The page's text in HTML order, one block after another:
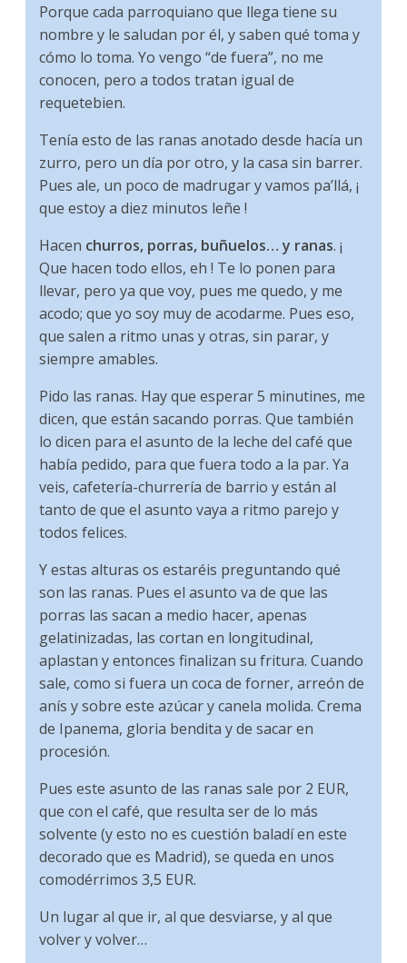
Porque cada parroquiano que llega tiene su
nombre y le saludan por él, y saben qué toma y
cómo lo toma. Yo vengo “de fuera”, no me
conocen, pero a todos tratan igual de
requetebien.
Tenía esto de las ranas anotado desde hacía un
zurro, pero un día por otro, y la casa sin barrer.
Pues ale, un poco de madrugar y vamos pa’llá, ¡
que estoy a diez minutos leñe !
Hacen churros, porras, buñuelos… y ranas. ¡
Que hacen todo ellos, eh ! Te lo ponen para
llevar, pero ya que voy, pues me quedo, y me
acodo; que yo soy muy de acodarme. Pues eso,
que salen a ritmo unas y otras, sin parar, y
siempre amables.
Pido las ranas. Hay que esperar 5 minutines, me
dicen, que están sacando porras. Que también
lo dicen para el asunto de la leche del café que
había pedido, para que fuera todo a la par. Ya
veis, cafetería-churrería de barrio y están al
tanto de que el asunto vaya a ritmo parejo y
todos felices.
Y estas alturas os estaréis preguntando qué
son las ranas. Pues el asunto va de que las
porras las sacan a medio hacer, apenas
gelatinizadas, las cortan en longitudinal,
aplastan y entonces finalizan su fritura. Cuando
sale, como si fuera un coca de forner, arreón de
anís y sobre este azúcar y canela molida. Crema
de Ipanema, gloria bendita y de sacar en
procesión.
Pues este asunto de las ranas sale por 2 EUR,
que con el café, que resulta ser de lo más
solvente (y esto no es cuestión baladí en este
decorado que es Madrid), se queda en unos
comodérrimos 3,5 EUR.
Un lugar al que ir, al que desviarse, y al que
volver y volver…